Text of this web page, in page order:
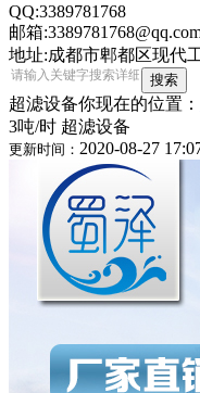
QQ:3389781768
邮箱
地址:成都市郫都区现代
超滤设备你现在的位置：
3吨/时 超滤设备
更新时间： 2020-08-27